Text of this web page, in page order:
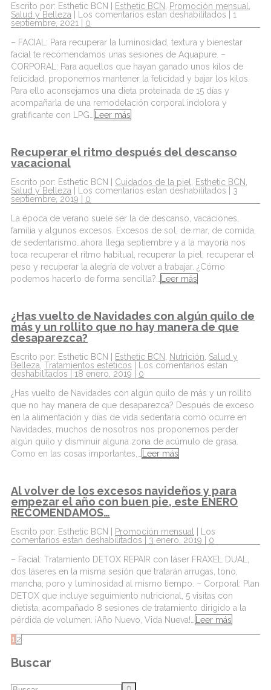
Escrito por: Esthetic BCN | Esthetic BCN Promoción mensual
Salud y Belleza
Los comentarios estan deshabilitados | 1
septiembre, 2021 | 0
– FACIAL: Para recuperar la luminosidad, textura y bienestar
facial te recomendamos unas sesiones de Aquapure. –
CORPORAL: Para aquellos que hayan ganado unos kilos de
felicidad, proponemos mantener la felicidad y bajar los kilos.
Para ello aconsejamos una dieta proteinada de 15 días y
acompañarla de una remodelación corporal indolora y
gratificante con LPG…
Leer más
Recuperar el ritmo después del descanso
vacacional
Escrito por: Esthetic BCN | Cuidados de la piel Esthetic BCN
Salud y Belleza
Los comentarios estan deshabilitados | 3
septiembre, 2019 | 0
La época de verano suele ser la de descanso, vacaciones,
familia y algunos excesos. Excesos de sol, de mar, de comida,
de sedentarismo…ahora llega septiembre y a la mayoría nos
toca recuperar el ritmo habitual, recuperar la piel, recuperar el
peso y recuperar la alegría de volver a trabajar. ¿Cómo
podemos hacerlo de forma sencilla?…
Leer más
¿Has vuelto de Navidades con algún quilo de
más y un rollito que no hay manera de que
desaparezca?
Escrito por: Esthetic BCN | Esthetic BCN Nutrición Salud y
Belleza Tratamientos estéticos
Los comentarios estan
deshabilitados | 18 enero, 2019 | 0
¿Has vuelto de Navidades con algún quilo de más y un rollito
que no hay manera de que desaparezca? Después de exceso
en la alimentación y días de vida sedentaria como ocurre en
Navidades, muchos de nosotros nos proponemos perder
algún quilo y disminuir alguna zona de acúmulo de grasa.
Como en las cosas importantes,…
Leer más
Al volver de los excesos navideños y para
empezar el año con buen pie, este ENERO
RECOMENDAMOS…
Escrito por: Esthetic BCN | Promoción mensual
Los
comentarios estan deshabilitados | 3 enero, 2019 | 0
– Facial: Tratamiento DETOX REPAIR con láser FRAXEL DUAL,
dos láseres en la misma sesión que tratarán arrugas, tono,
mancha, poro y luminosidad al mismo tiempo. – Corporal: Plan
DETOX que incluye seguimiento nutricional, 5 visitas con
dietista, acompañado 8 sesiones de tratamiento dirigido a la
pérdida de volumen. ¡Año Nuevo, Vida Nueva!…
Leer más
1 2
Buscar